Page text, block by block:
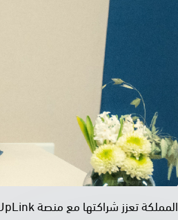
المملكة تعزز شراكتها مع منصة UpLink التابعة للمنتدى الاقتصادي العالمي لتحفيز الابتكار وتحقيق أهداف التنمية المستدامة